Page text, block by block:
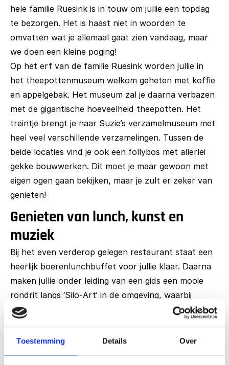
Toestemming Details Over
hele familie Ruesink is in touw om jullie een topdag
te bezorgen. Het is haast niet in woorden te
omvatten wat je allemaal gaat zien vandaag, maar
we doen een kleine poging!
Op het erf van de familie Ruesink worden jullie in
het theepottenmuseum welkom geheten met koffie
en appelgebak. Het museum zal je daarna verbazen
met de gigantische hoeveelheid theepotten. Het
treintje brengt je naar Suzie’s verzamelmuseum met
heel veel verschillende verzamelingen. Tussen de
beide locaties vind je ook een follybos met allerlei
gekke bouwwerken. Dit moet je maar gewoon met
eigen ogen gaan bekijken, maar je zult er zeker van
genieten!
Genieten van lunch, kunst en
muziek
Bij het even verderop gelegen restaurant staat een
heerlijk boerenlunchbuffet voor jullie klaar. Daarna
maken jullie onder leiding van een gids een mooie
rondrit langs ‘Silo-Art’ in de omgeving, waarbij
diverse silo’s prachtig beschilderd zijn. Later in de
en ga je er misschien wel met een leuke prijs